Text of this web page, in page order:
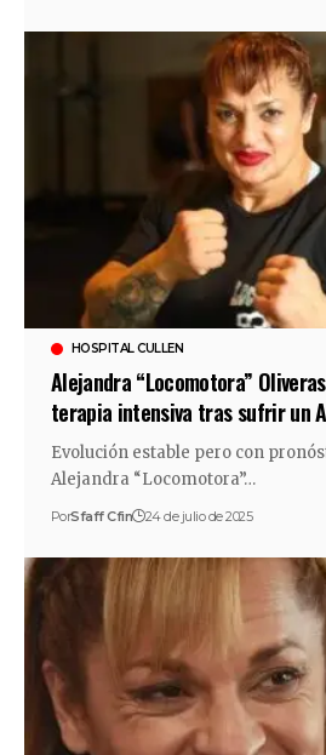
HOSPITAL CULLEN
Alejandra “Locomotora”
terapia intensiva tras sufrir un
Evolución estable pero con
Alejandra “Locomotora”…
PorSfaff Cfin 24 de julio de 2025